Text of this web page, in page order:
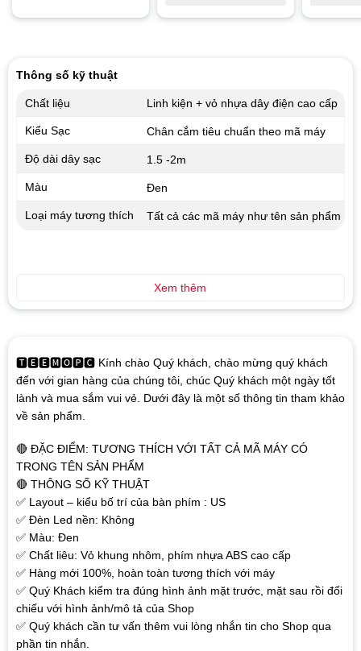
🆃🅴🅴🅼🅾🅿🅲 Kính chào Quý khách, chào mừng quý khách
đến với gian hàng của chúng tôi, chúc Quý khách một ngày tốt
lành và mua sắm vui vẻ. Dưới đây là một số thông tin tham khảo
về sản phẩm.
🔴 ĐẶC ĐIỂM: TƯƠNG THÍCH VỚI TẤT CẢ MÃ MÁY CÓ
TRONG TÊN SẢN PHẨM
🔴 THÔNG SỐ KỸ THUẬT
✅ Layout – kiểu bố trí của bàn phím : US
✅ Đèn Led nền: Không
✅ Màu: Đen
✅ Chất liêu: Vỏ khung nhôm, phím nhựa ABS cao cấp
✅ Hàng mới 100%, hoàn toàn tương thích với máy
✅ Quý Khách kiểm tra đúng hình ảnh mặt trước, mặt sau rồi đối
chiếu với hình ảnh/mô tả của Shop
✅ Quý khách cần tư vấn thêm vui lòng nhắn tin cho Shop qua
phần tin nhắn.
Thông số kỹ thuật
Chất liệu Linh kiện + vỏ nhựa dây điện cao cấp
Kiểu Sạc Chân cắm tiêu chuẩn theo mã máy
Độ dài dây sạc 1.5 -2m
Màu Đen
Loại máy tương thích Tất cả các mã máy như tên sản phẩm
Xem thêm